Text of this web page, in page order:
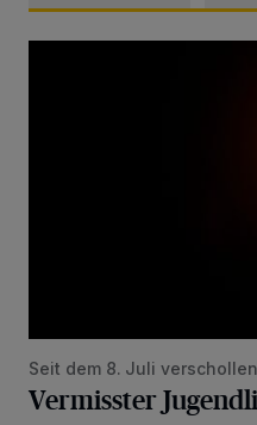
Seit dem 8. Juli verschollen
Vermisster